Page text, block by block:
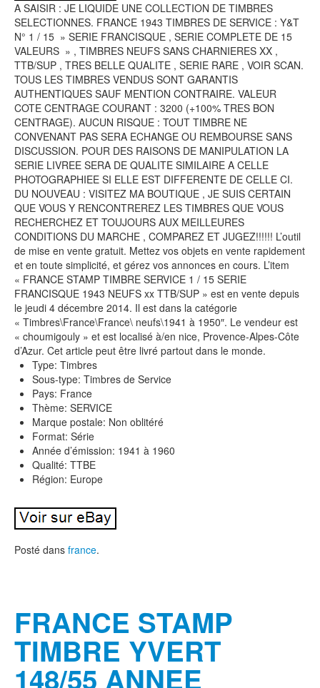
A SAISIR : JE LIQUIDE UNE COLLECTION DE TIMBRES
SELECTIONNES. FRANCE 1943 TIMBRES DE SERVICE : Y&T
N° 1 / 15 » SERIE FRANCISQUE , SERIE COMPLETE DE 15
VALEURS » , TIMBRES NEUFS SANS CHARNIERES XX ,
TTB/SUP , TRES BELLE QUALITE , SERIE RARE , VOIR SCAN.
TOUS LES TIMBRES VENDUS SONT GARANTIS
AUTHENTIQUES SAUF MENTION CONTRAIRE. VALEUR
COTE CENTRAGE COURANT : 3200 (+100% TRES BON
CENTRAGE). AUCUN RISQUE : TOUT TIMBRE NE
CONVENANT PAS SERA ECHANGE OU REMBOURSE SANS
DISCUSSION. POUR DES RAISONS DE MANIPULATION LA
SERIE LIVREE SERA DE QUALITE SIMILAIRE A CELLE
PHOTOGRAPHIEE SI ELLE EST DIFFERENTE DE CELLE CI.
DU NOUVEAU : VISITEZ MA BOUTIQUE , JE SUIS CERTAIN
QUE VOUS Y RENCONTREREZ LES TIMBRES QUE VOUS
RECHERCHEZ ET TOUJOURS AUX MEILLEURES
CONDITIONS DU MARCHE , COMPAREZ ET JUGEZ!!!!!! L’outil
de mise en vente gratuit. Mettez vos objets en vente rapidement
et en toute simplicité, et gérez vos annonces en cours. L’item
« FRANCE STAMP TIMBRE SERVICE 1 / 15 SERIE
FRANCISQUE 1943 NEUFS xx TTB/SUP » est en vente depuis
le jeudi 4 décembre 2014. Il est dans la catégorie
« Timbres\France\France\ neufs\1941 à 1950″. Le vendeur est
« choumigouly » et est localisé à/en nice, Provence-Alpes-Côte
d’Azur. Cet article peut être livré partout dans le monde.
Type: Timbres
Sous-type: Timbres de Service
Pays: France
Thème: SERVICE
Marque postale: Non oblitéré
Format: Série
Année d’émission: 1941 à 1960
Qualité: TTBE
Région: Europe
Posté dans france.
FRANCE STAMP
TIMBRE YVERT
148/55 ANNEE